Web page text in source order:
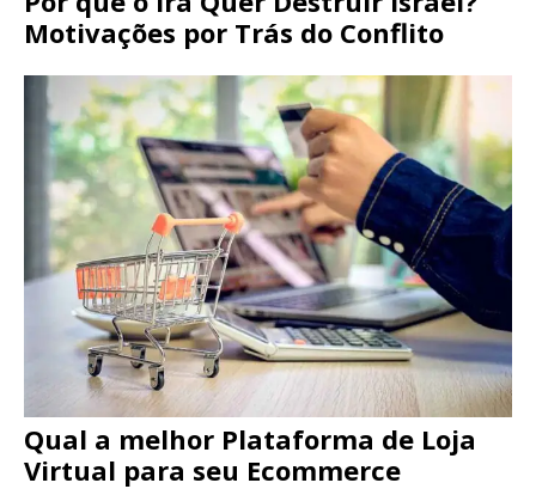
Motivações por Trás do Conflito
Qual a melhor Plataforma de Loja
Virtual para seu Ecommerce